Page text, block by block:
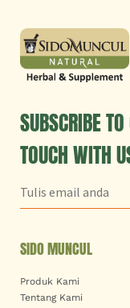
SUBSCRIBE
TOUCH WITH
SIDO MUNCUL
Produk Kami
Tentang Kami